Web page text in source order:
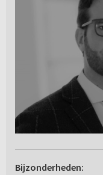
Bijzonderheden: